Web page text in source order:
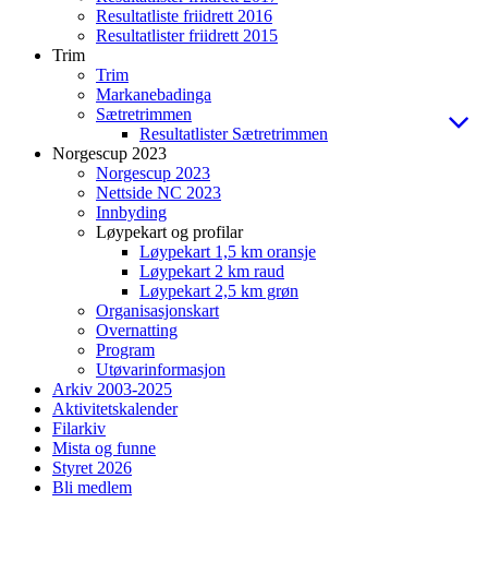
Resultatliste friidrett 2016
Resultatlister friidrett 2015
Trim
Trim
Markanebadinga
Sætretrimmen
Resultatlister Sætretrimmen
Norgescup 2023
Norgescup 2023
Nettside NC 2023
Innbyding
Løypekart og profilar
Løypekart 1,5 km oransje
Løypekart 2 km raud
Løypekart 2,5 km grøn
Organisasjonskart
Overnatting
Program
Utøvarinformasjon
Arkiv 2003-2025
Aktivitetskalender
Filarkiv
Mista og funne
Styret 2026
Bli medlem